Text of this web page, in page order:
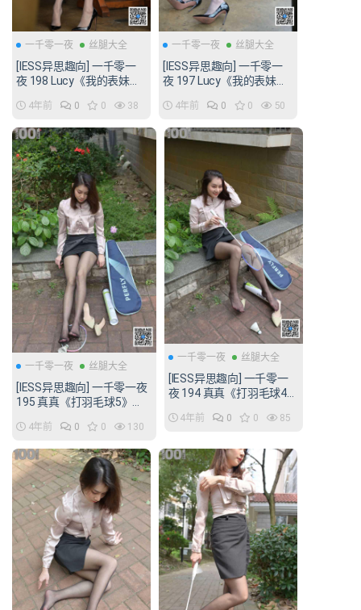
一千零一夜 丝腿大全
[IESS异思趣向] 一千零一
夜 198 Lucy《我的表妹
4年前 0 0 38
一千零一夜 丝腿大全
[IESS异思趣向] 一千零一
夜 197 Lucy《我的表妹
4年前 0 0 50
一千零一夜 丝腿大全
[IESS异思趣向] 一千零一夜
195 真真《打羽毛球5》
4年前 0 0 130
一千零一夜 丝腿大全
[IESS异思趣向] 一千零一
夜 194 真真《打羽毛球4》
4年前 0 0 85